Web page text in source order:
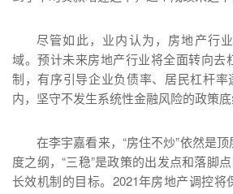
尽管如此，业内认为，房地产行
域。预计未来房地产行业将全面转向去
制，有序引导企业负债率、居民杠杆率
内，坚守不发生系统性金融风险的政策底
在李宇嘉看来，“房住不炒”依然是
度之纲，“三稳”是政策的出发点和落脚
长效机制的目标。2021年房地产调控将